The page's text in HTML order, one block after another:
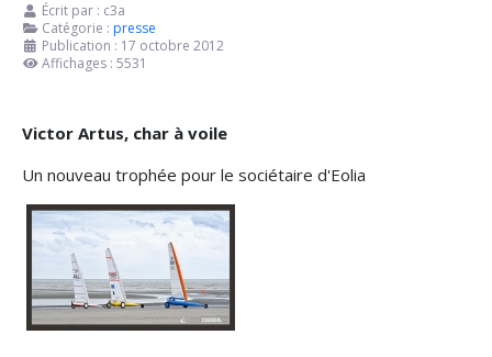
Écrit par : c3a
Catégorie : presse
Publication : 17 octobre 2012
Affichages : 5531
Victor Artus, char à voile
Un nouveau trophée pour le sociétaire d'Eolia